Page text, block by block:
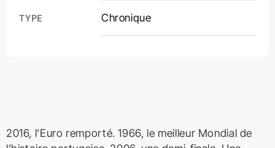
TYPE Chronique
2016, l’Euro remporté. 1966, le meilleur Mondial de